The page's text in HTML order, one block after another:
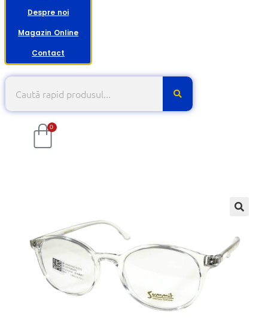
Despre noi
Magazin Online
Contact
0